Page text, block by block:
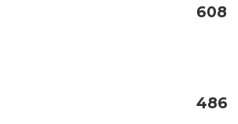
608
486